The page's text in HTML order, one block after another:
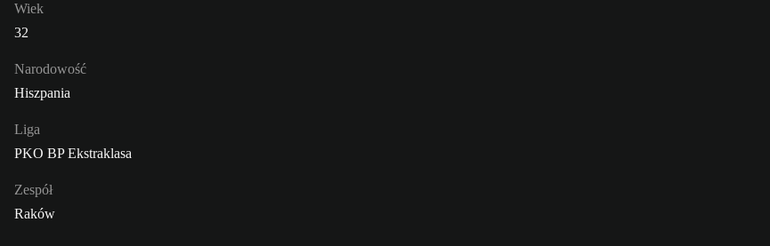
Wiek
32
Narodowość
Hiszpania
Liga
PKO BP Ekstraklasa
Zespół
Raków